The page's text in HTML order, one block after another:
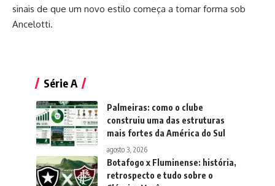
sinais de que um novo estilo começa a tomar forma sob
Ancelotti.
Série A
Palmeiras: como o clube
construiu uma das estruturas
mais fortes da América do Sul
agosto 3, 2026
Botafogo x Fluminense: história,
retrospecto e tudo sobre o